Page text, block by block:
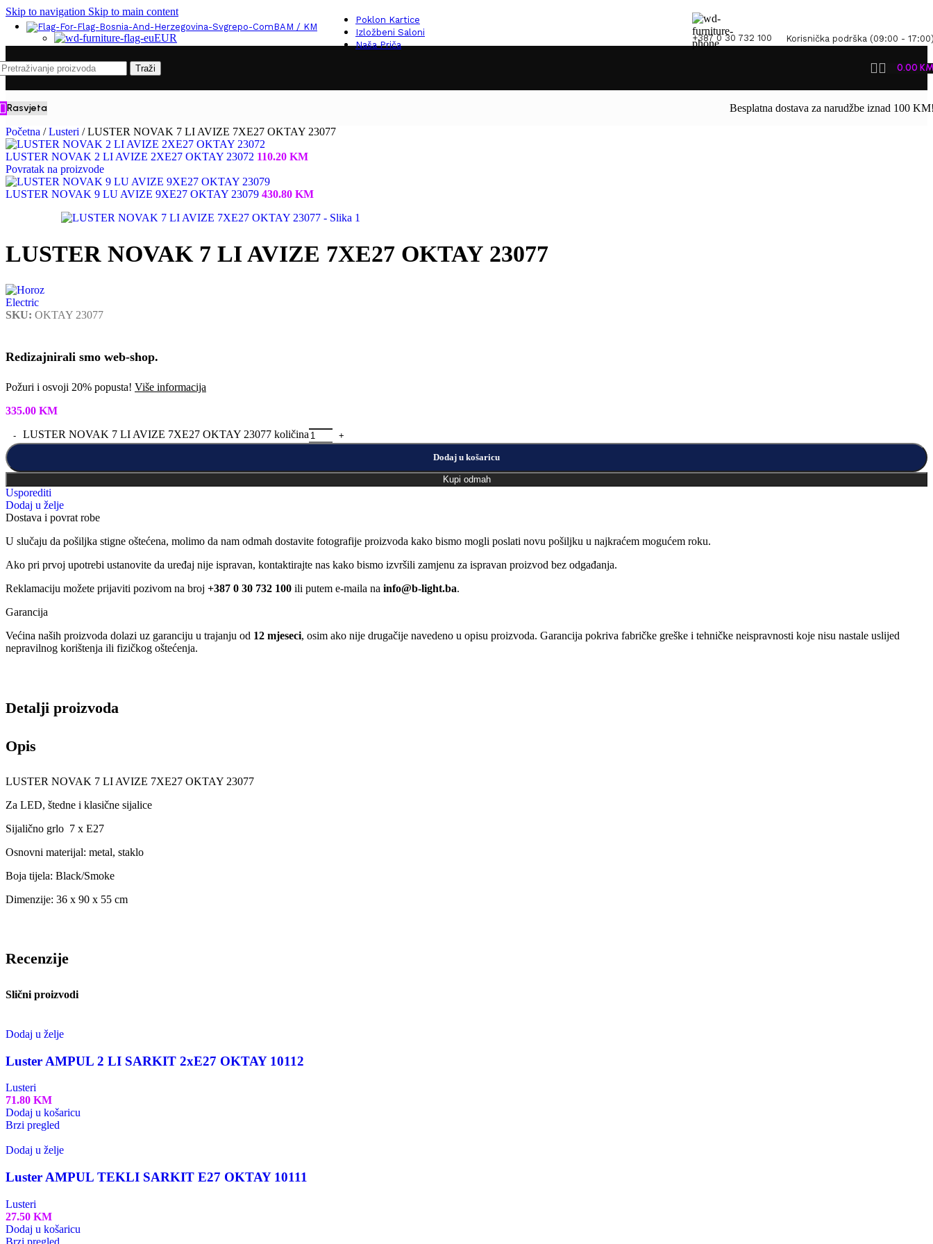
Skip to navigation Skip to main content
BAM / KM
EUR
Poklon Kartice
Izložbeni Saloni
Naša Priča
+387 0 30 732 100 Korisnička podrška (09:00 -
Traži 0.00
Rasvjeta Besplatna dostava za narudžbe iznad 100
Početna / Lusteri / LUSTER NOVAK 7 LI AVIZE 7XE27 OKTAY 23077
LUSTER NOVAK 2 LI AVIZE 2XE27 OKTAY 23072 110.20 KM
Povratak na proizvode
LUSTER NOVAK 9 LU AVIZE 9XE27 OKTAY 23079 430.80 KM
LUSTER NOVAK 7 LI AVIZE 7XE27 OKTAY 23077
SKU: OKTAY 23077
Redizajnirali smo web-shop.
Požuri i osvoji 20% popusta! Više informacija
335.00 KM
LUSTER NOVAK 7 LI AVIZE 7XE27 OKTAY 23077 količina
Dodaj u košaricu
Kupi odmah
Usporediti
Dodaj u želje
Dostava i povrat robe
U slučaju da pošiljka stigne oštećena, molimo da nam odmah dostavite fotografije proizvoda kako bismo mogli poslati novu pošiljku u najkraćem mogućem roku.
Ako pri prvoj upotrebi ustanovite da uređaj nije ispravan, kontaktirajte nas kako bismo izvršili zamjenu za ispravan proizvod bez odgađanja.
Reklamaciju možete prijaviti pozivom na broj +387 0 30 732 100 ili putem e-maila na info@b-light.ba.
Garancija
Većina naših proizvoda dolazi uz garanciju u trajanju od 12 mjeseci, osim ako nije drugačije navedeno u opisu proizvoda. Garancija pokriva fabričke greške i tehničke neispravnosti koje nisu nastale uslijed
nepravilnog korištenja ili fizičkog oštećenja.
Detalji proizvoda
Opis
LUSTER NOVAK 7 LI AVIZE 7XE27 OKTAY 23077
Za LED, štedne i klasične sijalice
Sijalično grlo 7 x E27
Osnovni materijal: metal, staklo
Boja tijela: Black/Smoke
Dimenzije: 36 x 90 x 55 cm
Recenzije
Slični proizvodi
Dodaj u želje
Luster AMPUL 2 LI SARKIT 2xE27 OKTAY 10112
Lusteri
71.80 KM
Dodaj u košaricu
Brzi pregled
Dodaj u želje
Luster AMPUL TEKLI SARKIT E27 OKTAY 10111
Lusteri
27.50 KM
Dodaj u košaricu
Brzi pregled